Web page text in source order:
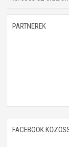
PARTNEREK
FACEBOOK